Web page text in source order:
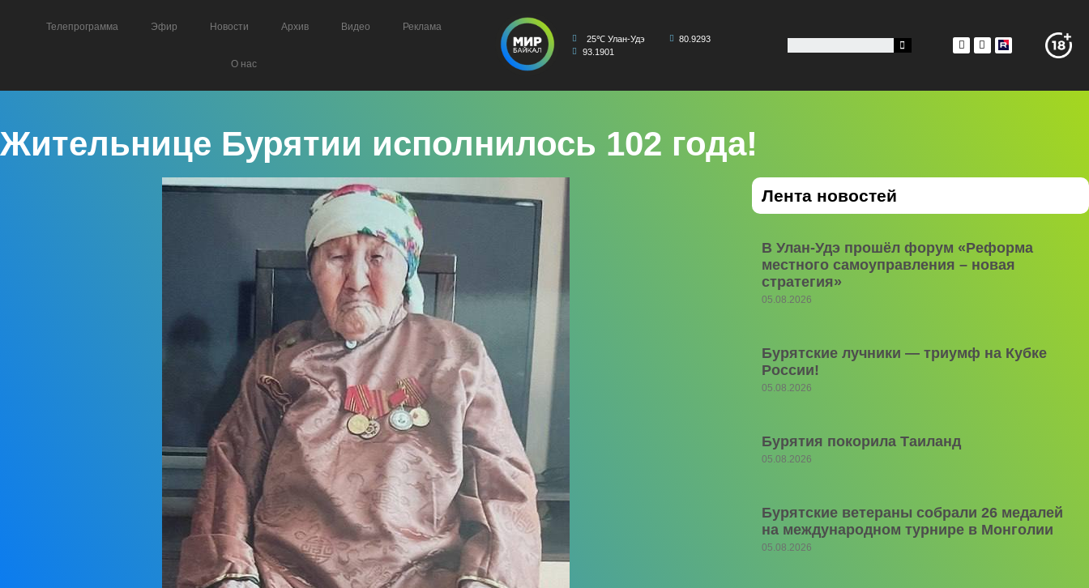
Телепрограмма Эфир Новости Архив Видео Реклама
О нас
25℃ Улан-Удэ
80.9293
93.1901
Жительнице Бурятии исполнилось 102 года!
Лента новостей
В Улан-Удэ прошёл форум «Реформа
местного самоуправления – новая
стратегия»
05.08.2026
Бурятские лучники — триумф на Кубке
России!
05.08.2026
Бурятия покорила Таиланд
05.08.2026
Бурятские ветераны собрали 26 медалей
на международном турнире в Монголии
05.08.2026